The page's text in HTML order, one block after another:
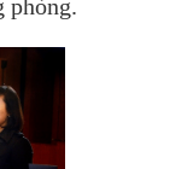
phòng.